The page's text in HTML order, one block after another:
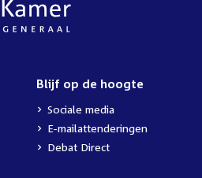
Blijf op de hoogte
Sociale media
E-mailattenderingen
Debat Direct